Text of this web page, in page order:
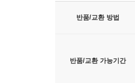
반품/교환 방법
반품/교환 가능기간